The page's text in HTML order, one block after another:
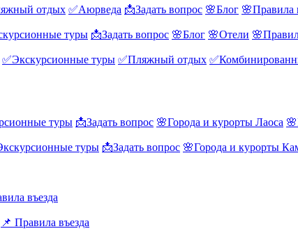
отдых ✅Аюрведа 📩Задать вопрос 🌸Блог 🌸Правила
туры 📩Задать вопрос 🌸Блог 🌸Отели
✅Экскурсионные туры ✅Пляжный отдых
туры 📩Задать вопрос 🌸Города и курорты Лаоса
туры 📩Задать вопрос 🌸Города и курорты
въезда
📌 Правила въезда